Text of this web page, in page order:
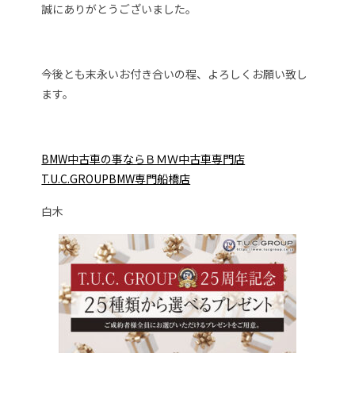
誠にありがとうございました。
今後とも末永いお付き合いの程、よろしくお願い致し
ます。
BMW中古車の事ならＢＭＷ中古車専門店
T.U.C.GROUPBMW専門船橋店
白木